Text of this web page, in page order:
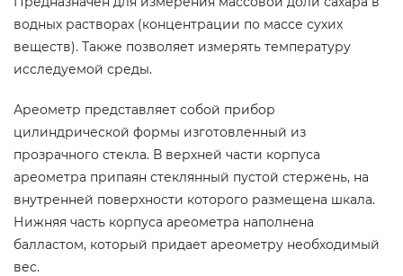
водных растворах (концентрации по массе сухих
веществ). Также позволяет измерять температуру
исследуемой среды.
Ареометр представляет собой прибор
цилиндрической формы изготовленный из
прозрачного стекла. В верхней части корпуса
ареометра припаян стеклянный пустой стержень, на
внутренней поверхности которого размещена шкала.
Нижняя часть корпуса ареометра наполнена
балластом, который придает ареометру необходимый
вес.